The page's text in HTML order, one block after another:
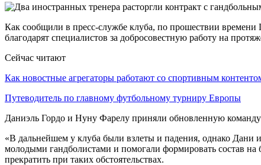
Как сообщили в пресс-службе клуба, по прошествии времени
благодарят специалистов за добросовестную работу на
Сейчас читают
Как новостные агрегаторы работают со спортивным
Путеводитель по главному футбольному турниру Европы
Даниэль Гордо и Нуну Фарелу приняли обновленную
«В дальнейшем у клуба были взлеты и падения, однако Дани
молодыми гандболистами и помогали формировать состав
прекратить при таких обстоятельствах.